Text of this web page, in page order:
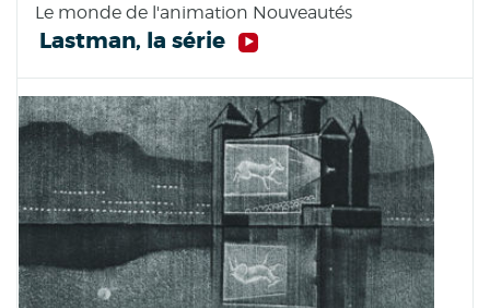
Le monde de l'animation Nouveautés
Lastman, la série